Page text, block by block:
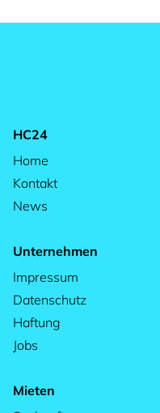
HC24
Home
Kontakt
News
Unternehmen
Impressum
Datenschutz
Haftung
Jobs
Mieten